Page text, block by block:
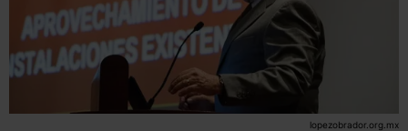
lopezobrador.org.mx